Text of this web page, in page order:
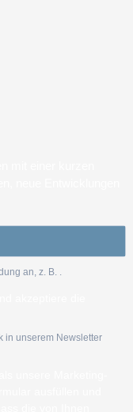
an, z. B.
in unserem Newsletter